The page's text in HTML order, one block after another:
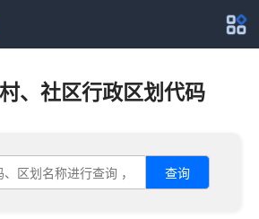
、社区行政区划代码
查询